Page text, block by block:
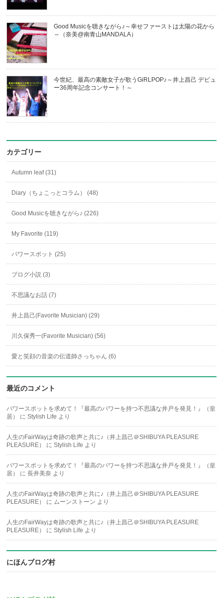
Good Musicを聴きながら♪～幸せファーストは太陽の花から
～（奈美@南青山MANDALA）
今世紀、最高の素敵女子が歌うGiRLPOP♪～井上昌己 デビュ
ー36周年記念コンサート！～
カテゴリー
Autumn leaf (31)
Diary（ちょこっとコラム） (48)
Good Musicを聴きながら♪ (226)
My Favorite (119)
パワースポット (25)
ブログ小説 (3)
不思議なお話 (7)
井上昌己(Favorite Musician) (29)
川久保秀一(Favorite Musician) (56)
愛と笑顔の音楽の伝道師さっちゃん (6)
最近のコメント
パワースポットを求めて！『最高のパワーを持つ不思議な井戸を発見！』（皇
居）
にStylish Life より
人生のFairWayは奇跡の歌声と共に♪（井上昌己＠SHIBUYA PLEASURE
PLEASURE）
にStylish Life より
パワースポットを求めて！『最高のパワーを持つ不思議な井戸を発見！』（皇
居）
に長井美奈 より
人生のFairWayは奇跡の歌声と共に♪（井上昌己＠SHIBUYA PLEASURE
PLEASURE）
に ムーンストーン より
人生のFairWayは奇跡の歌声と共に♪（井上昌己＠SHIBUYA PLEASURE
PLEASURE）
にStylish Life より
にほんブログ村